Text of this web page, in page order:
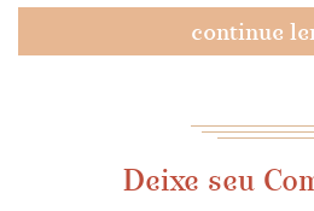
continue
Deixe seu